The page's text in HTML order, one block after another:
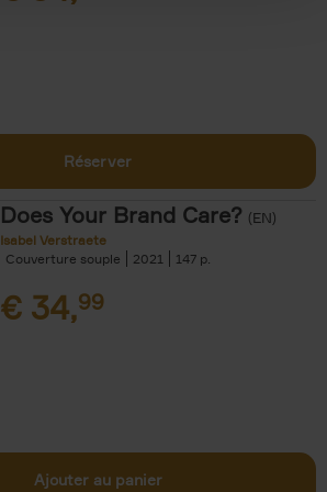
Réserver
Does Your Brand Care? (EN)
Isabel Verstraete
Couverture souple
2021 147
€ 34,99
Ajouter au panier